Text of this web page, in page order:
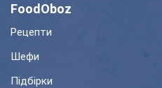
FoodOboz
Рецепти
Шефи
Підбірки